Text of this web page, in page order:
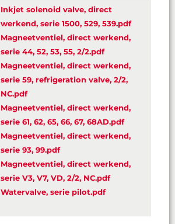
Inkjet solenoid valve, direct
werkend, serie 1500, 529, 539.pdf
Magneetventiel, direct werkend,
serie 44, 52, 53, 55, 2/2.pdf
Magneetventiel, direct werkend,
serie 59, refrigeration valve, 2/2,
NC.pdf
Magneetventiel, direct werkend,
serie 61, 62, 65, 66, 67, 68AD.pdf
Magneetventiel, direct werkend,
serie 93, 99.pdf
Magneetventiel, direct werkend,
serie V3, V7, VD, 2/2, NC.pdf
Watervalve, serie pilot.pdf